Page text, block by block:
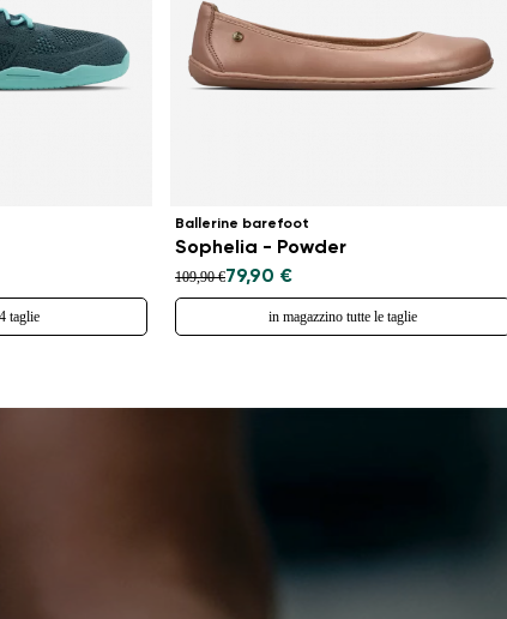
taglie
Ballerine barefoot
Sophelia - Powder
109,90 €79,90 €
in magazzino tutte le taglie